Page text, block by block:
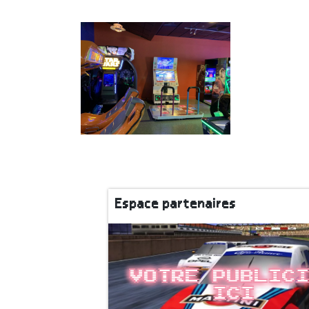
Espace partenaires
Votre
ici